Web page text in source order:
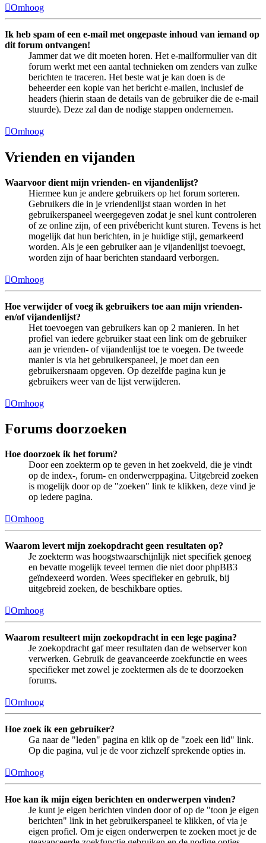
Omhoog
Ik heb spam of een e-mail met ongepaste inhoud van iemand op
dit forum ontvangen!
Jammer dat we dit moeten horen. Het e-mailformulier van dit
forum werkt met een aantal technieken om zenders van zulke
berichten te traceren. Het beste wat je kan doen is de
beheerder een kopie van het bericht e-mailen, inclusief de
headers (hierin staan de details van de gebruiker die de e-mail
stuurde). Deze zal dan de nodige stappen ondernemen.
Omhoog
Vrienden en vijanden
Waarvoor dient mijn vrienden- en vijandenlijst?
Hiermee kun je andere gebruikers op het forum sorteren.
Gebruikers die in je vriendenlijst staan worden in het
gebruikerspaneel weergegeven zodat je snel kunt controleren
of ze online zijn, of een privébericht kunt sturen. Tevens is het
mogelijk dat hun berichten, in je huidige stijl, gemarkeerd
worden. Als je een gebruiker aan je vijandenlijst toevoegt,
worden zijn of haar berichten standaard verborgen.
Omhoog
Hoe verwijder of voeg ik gebruikers toe aan mijn vrienden-
en/of vijandenlijst?
Het toevoegen van gebruikers kan op 2 manieren. In het
profiel van iedere gebruiker staat een link om de gebruiker
aan je vrienden- of vijandenlijst toe te voegen. De tweede
manier is via het gebruikerspaneel, je moet dan een
gebruikersnaam opgeven. Op dezelfde pagina kun je
gebruikers weer van de lijst verwijderen.
Omhoog
Forums doorzoeken
Hoe doorzoek ik het forum?
Door een zoekterm op te geven in het zoekveld, die je vindt
op de index-, forum- en onderwerppagina. Uitgebreid zoeken
is mogelijk door op de "zoeken" link te klikken, deze vind je
op iedere pagina.
Omhoog
Waarom levert mijn zoekopdracht geen resultaten op?
Je zoekterm was hoogstwaarschijnlijk niet specifiek genoeg
en bevatte mogelijk teveel termen die niet door phpBB3
geïndexeerd worden. Wees specifieker en gebruik, bij
uitgebreid zoeken, de beschikbare opties.
Omhoog
Waarom resulteert mijn zoekopdracht in een lege pagina?
Je zoekopdracht gaf meer resultaten dan de webserver kon
verwerken. Gebruik de geavanceerde zoekfunctie en wees
specifieker met zowel je zoektermen als de te doorzoeken
forums.
Omhoog
Hoe zoek ik een gebruiker?
Ga naar de "leden" pagina en klik op de "zoek een lid" link.
Op die pagina, vul je de voor zichzelf sprekende opties in.
Omhoog
Hoe kan ik mijn eigen berichten en onderwerpen vinden?
Je kunt je eigen berichten vinden door of op de "toon je eigen
berichten" link in het gebruikerspaneel te klikken, of via je
eigen profiel. Om je eigen onderwerpen te zoeken moet je de